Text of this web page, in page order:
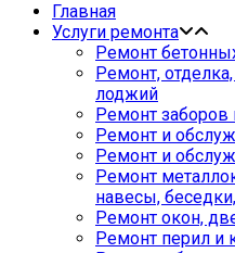
Главная
Услуги ремонта
Ремонт
Ремонт,
лоджий
Ремонт заборов
Ремонт и
Ремонт и
Ремонт
навесы,
Ремонт окон,
Ремонт перил и